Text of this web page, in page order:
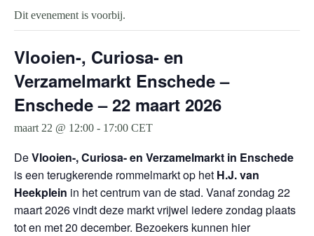
Dit evenement is voorbij.
Vlooien-, Curiosa- en
Verzamelmarkt Enschede –
Enschede – 22 maart 2026
maart 22 @ 12:00 - 17:00 CET
DeVlooien-, Curiosa- en Verzamelmarkt in Enschede
is een terugkerende rommelmarkt op het H.J. van
Heekplein in het centrum van de stad. Vanaf zondag 22
maart 2026 vindt deze markt vrijwel iedere zondag plaats
tot en met 20 december. Bezoekers kunnen hier